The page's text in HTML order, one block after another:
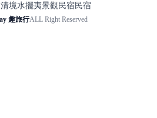
境水擺夷景觀民宿民宿
趣旅行ALL Right Reserved